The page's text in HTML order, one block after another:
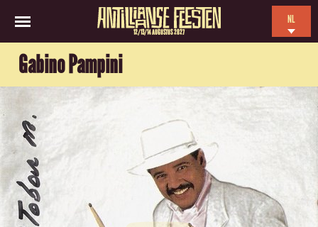
12/13/14 AUGUSTUS 2027
NL
Gabino Pampini